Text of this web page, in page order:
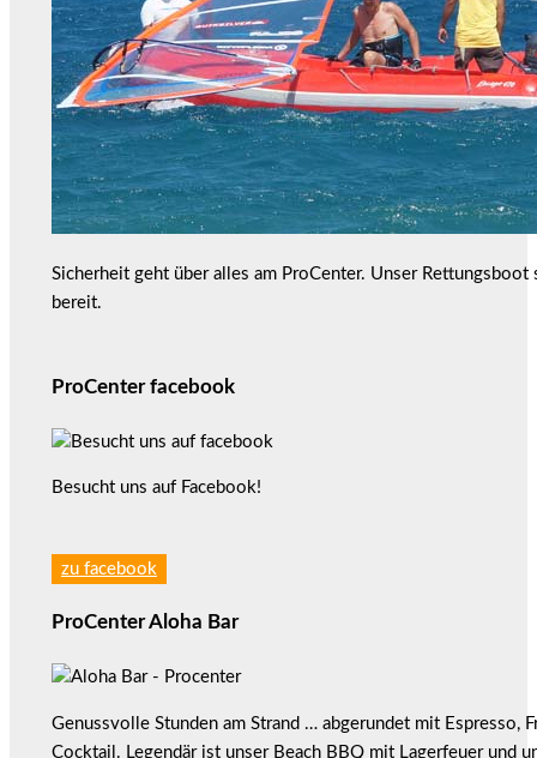
Sicherheit geht über alles am ProCenter. Unser Rettungsboot
bereit.
ProCenter facebook
Besucht uns auf Facebook!
zu facebook
ProCenter Aloha Bar
Genussvolle Stunden am Strand … abgerundet mit Espresso,
Cocktail. Legendär ist unser Beach BBQ mit Lagerfeuer und